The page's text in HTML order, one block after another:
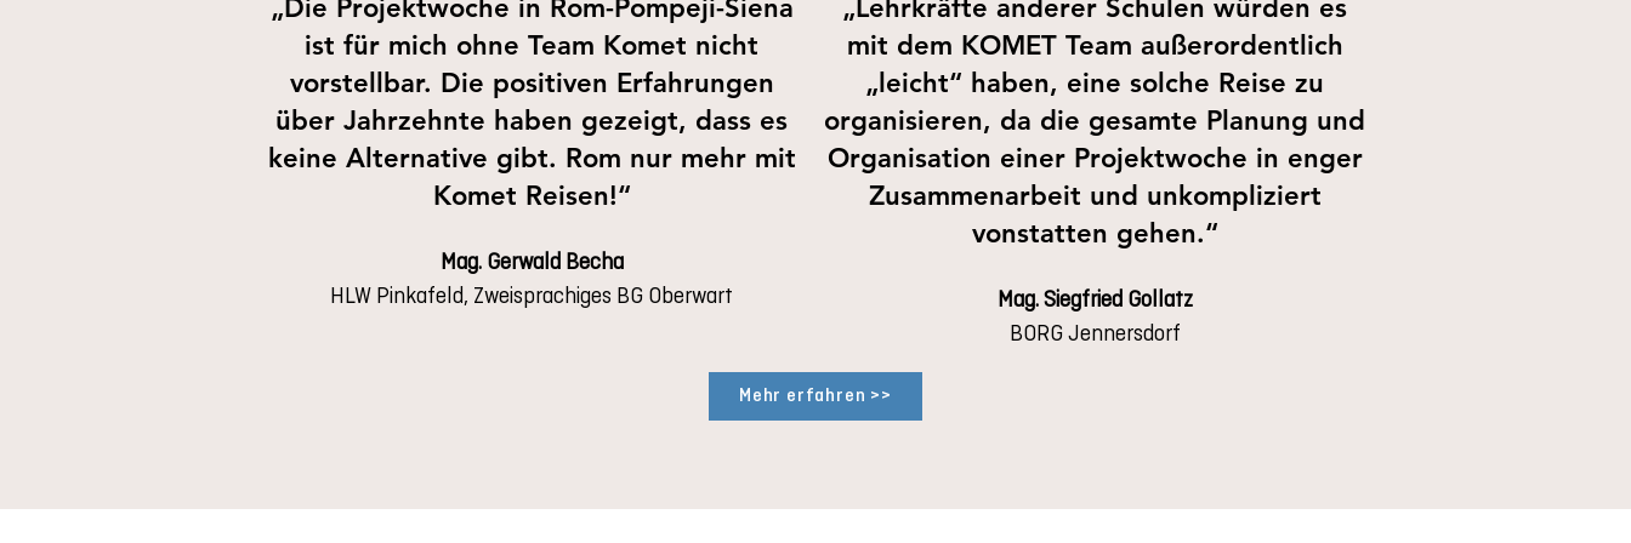
„Die Projektwoche in Rom-Pompeji-Siena
ist für mich ohne Team Komet nicht
vorstellbar. Die positiven Erfahrungen
über Jahrzehnte haben gezeigt, dass es
keine Alternative gibt. Rom nur mehr mit
Komet Reisen!“
Mag. Gerwald Becha
HLW Pinkafeld, Zweisprachiges BG Oberwart
„Lehrkräfte anderer Schulen würden es
mit dem KOMET Team außerordentlich
„leicht“ haben, eine solche Reise zu
organisieren, da die gesamte Planung und
Organisation einer Projektwoche in enger
Zusammenarbeit und unkompliziert
vonstatten gehen.“
Mag. Siegfried Gollatz
BORG Jennersdorf
Mehr erfahren >>